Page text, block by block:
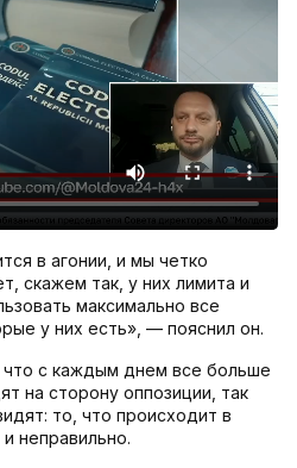
в агонии, и мы четко
скажем так, у них лимита и
максимально все
у них есть», — пояснил он.
что с каждым днем все больше
на сторону оппозиции, так
то, что происходит в
неправильно.